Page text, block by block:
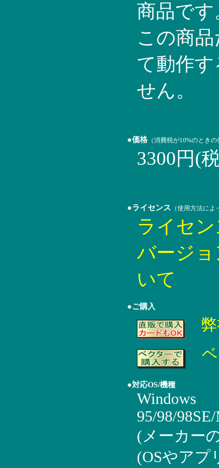
商品です
この商
て動作
せん。
●価格（消費税が10%のとき
3300円(
●ライセンス （使用方法に
ライセ
バージ
いて
●ご購入
●対応OS/機種
Windows
95/98/
(メーカー
(OSやアプ